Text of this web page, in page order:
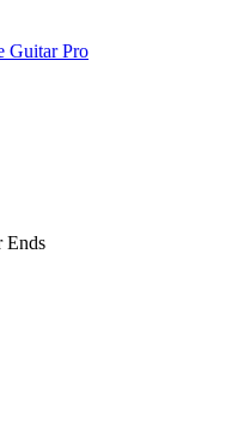
Guitar Pro
Ends